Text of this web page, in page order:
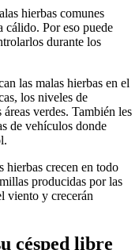
hierbas comunes
cálido. Por eso puede
durante los
las malas hierbas en el
los niveles de
verdes. También les
de vehículos donde
hierbas crecen en todo
producidas por las
viento y crecerán
césped libre